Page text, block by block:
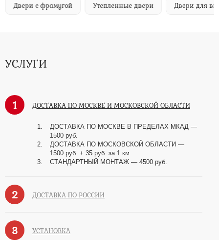
Двери с фрамугой Утепленные двери Двери для
УСЛУГИ
1 ДОСТАВКА ПО МОСКВЕ И МОСКОВСКОЙ ОБЛАСТИ
ДОСТАВКА ПО МОСКВЕ В ПРЕДЕЛАХ МКАД —
1500 руб.
ДОСТАВКА ПО МОСКОВСКОЙ ОБЛАСТИ —
1500 руб. + 35 руб. за 1 км
СТАНДАРТНЫЙ МОНТАЖ — 4500 руб.
2 ДОСТАВКА ПО РОССИИ
3 УСТАНОВКА